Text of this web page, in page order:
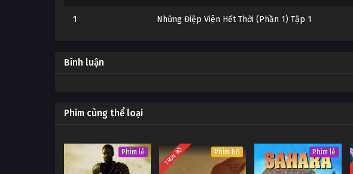
1 Những Điệp Viên Hết Thời (Phần 1) Tập 1
Bình luận
Phim cùng thể loại
Phim lẻ TRỌN BỘ Phim bộ Phim lẻ